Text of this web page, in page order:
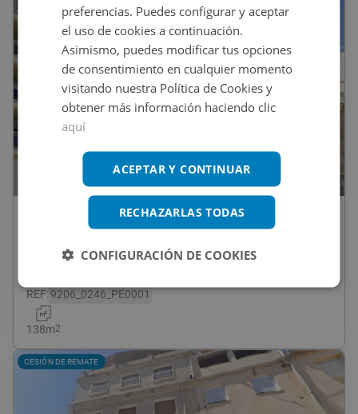
105.000
Favara
REF:9206_0246_PE0001
138m2
CESIÓN DE REMATE
preferencias. Puedes configurar y aceptar
el uso de cookies a continuación.
Asimismo, puedes modificar tus opciones
de consentimiento en cualquier momento
visitando nuestra Política de Cookies y
obtener más información haciendo clic
aquí
ACEPTAR Y CONTINUAR
RECHAZARLAS TODAS
CONFIGURACIÓN DE COOKIES